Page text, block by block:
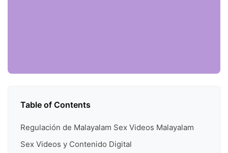
Table of Contents
Regulación de Malayalam Sex Videos Malayalam
Sex Videos y Contenido Digital